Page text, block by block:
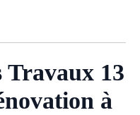
Travaux 13
à